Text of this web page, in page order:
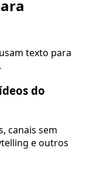
texto para
do
canais sem
e outros